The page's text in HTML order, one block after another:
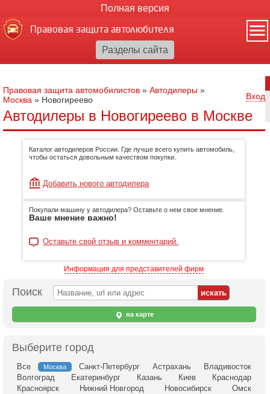
Полная версия
Правовая защита автолюбителя
Правовая защита автомобилистов » Автодилеры »
Москва » Новогиреево Вход
Автодилеры в Новогиреево в Москве
Каталог автодилеров России. Где лучше всего купить автомобиль,
чтобы остаться довольным качеством покупки.
Добавить нового автодилера
Покупали машину у автодилера? Оставьте о нем свое мнение.
Ваше мнение важно!
Оставьте свой отзыв и комментарий.
Информация для представителей фирм
Поиск
на карте
Выберите город
Все Москва Санкт-Петербург Астрахань
Владивосток
Волгоград
Екатеринбург Казань Киев
Краснодар
Красноярск
Нижний Новгород Новосибирск
Омск